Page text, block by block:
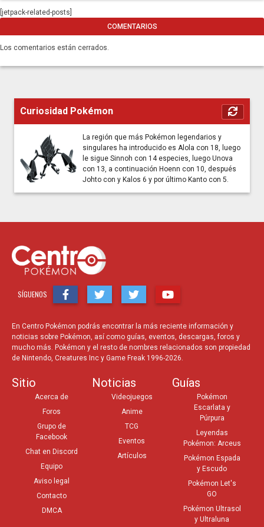
[jetpack-related-posts]
COMENTARIOS
Los comentarios están cerrados.
Curiosidad Pokémon
La región que más Pokémon legendarios y
singulares ha introducido es Alola con 18, luego
le sigue Sinnoh con 14 especies, luego Unova
con 13, a continuación Hoenn con 10, después
Johto con y Kalos 6 y por último Kanto con 5.
SÍGUENOS
En Centro Pokémon podrás encontrar la más reciente información y
noticias sobre Pokémon, así como guías, eventos, descargas, foros y
mucho más. Pokémon y el resto de nombres relacionados son propiedad
de Nintendo, Creatures Inc y Game Freak 1996-2026.
Sitio
Acerca de
Foros
Grupo de
Facebook
Chat en Discord
Equipo
Aviso legal
Contacto
DMCA
Noticias
Videojuegos
Anime
TCG
Eventos
Artículos
Guías
Pokémon
Escarlata y
Púrpura
Leyendas
Pokémon: Arceus
Pokémon Espada
y Escudo
Pokémon Let's
GO
Pokémon Ultrasol
y Ultraluna